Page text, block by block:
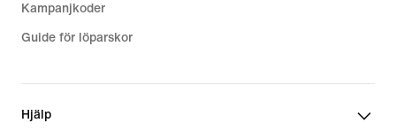
Kampanjkoder
Guide för löparskor
Hjälp